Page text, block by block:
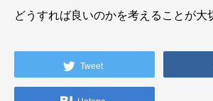
どうすれば良いのかを考えることが大
Tweet